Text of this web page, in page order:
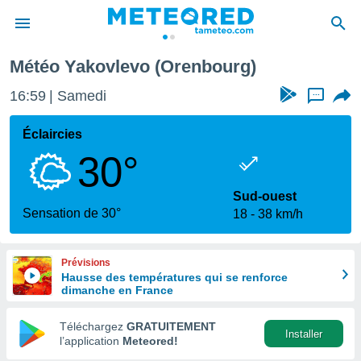
de
en
Météo Yakovlevo (Orenbourg)
16:59 Samedi ...
Éclaircies
30°
Sensation de 30°
Sud-ouest
18
38 km/h
Prévisions
Hausse des températures qui se renforce
dimanche en France
Téléchargez GRATUITEMENT
l’application Meteored!
Installer